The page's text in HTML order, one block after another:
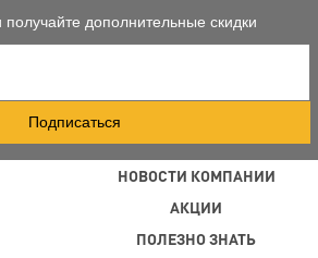
дополнительные скидки
Подписаться
НОВОСТИ КОМПАНИИ
АКЦИИ
ПОЛЕЗНО ЗНАТЬ